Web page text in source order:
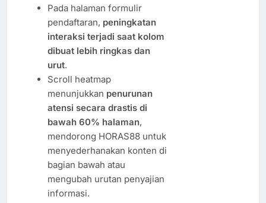
Pada halaman formulir
pendaftaran, peningkatan
interaksi terjadi saat kolom
dibuat lebih ringkas dan
urut.
Scroll heatmap
menunjukkan penurunan
atensi secara drastis di
bawah 60% halaman,
mendorong HORAS88 untuk
menyederhanakan konten di
bagian bawah atau
mengubah urutan penyajian
informasi.